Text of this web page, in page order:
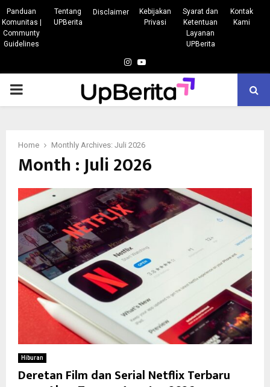
Panduan
Komunitas |
Communty
Guidelines
Tentang
UPBerita
Disclaimer
Kebijakan
Privasi
Syarat dan
Ketentuan
Layanan
UPBerita
Kontak
Kami
Instagram
Youtube
PRIMARY
Home Monthly Archives: Juli 2026
Month : Juli 2026
Hiburan
Deretan Film dan Serial Netflix Terbaru